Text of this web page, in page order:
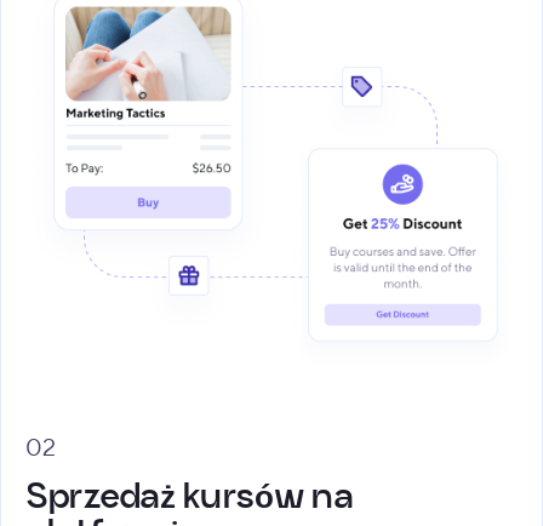
02
Sprzedaż kursów na